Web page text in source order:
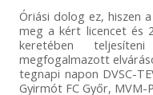
Óriási dolog ez, hiszen
meg a kért licencet és
keretében
megfogalmazott
tegnapi napon DVSC-
Gyirmót FC Győr, MVM-